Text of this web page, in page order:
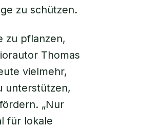
zu schützen.
zu pflanzen,
Thomas
vielmehr,
unterstützen,
„Nur
für lokale